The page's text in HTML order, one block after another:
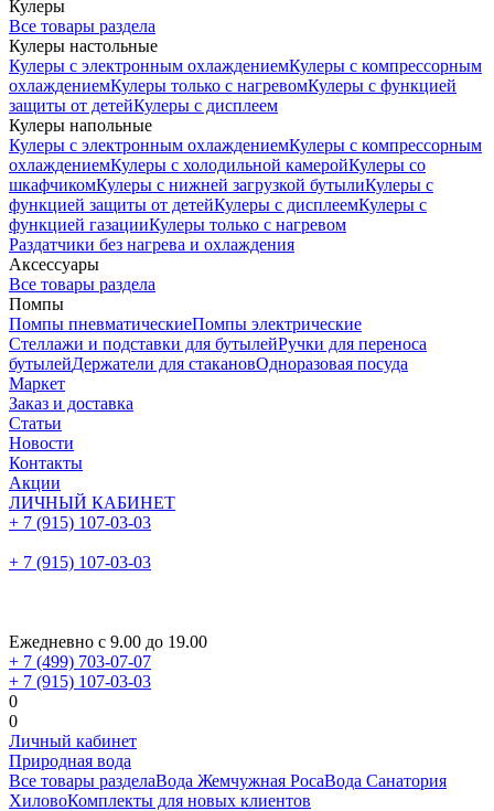
Кулеры
Все товары раздела
Кулеры настольные
Кулеры с электронным охлаждениемКулеры с компрессорным
охлаждениемКулеры только с нагревомКулеры с функцией
защиты от детейКулеры с дисплеем
Кулеры напольные
Кулеры с электронным охлаждениемКулеры с компрессорным
охлаждениемКулеры с холодильной камеройКулеры со
шкафчикомКулеры с нижней загрузкой бутылиКулеры с
функцией защиты от детейКулеры с дисплеемКулеры с
функцией газацииКулеры только с нагревом
Раздатчики без нагрева и охлаждения
Аксессуары
Все товары раздела
Помпы
Помпы пневматическиеПомпы электрические
Стеллажи и подставки для бутылейРучки для переноса
бутылейДержатели для стакановОдноразовая посуда
Маркет
Заказ и доставка
Статьи
Новости
Контакты
Акции
ЛИЧНЫЙ КАБИНЕТ
+ 7 (915) 107-03-03
+ 7 (915) 107-03-03
Ежедневно с 9.00 до 19.00
+ 7 (499) 703-07-07
+ 7 (915) 107-03-03
0
0
Личный кабинет
Природная вода
Все товары разделаВода Жемчужная РосаВода Санатория
ХиловоКомплекты для новых клиентов